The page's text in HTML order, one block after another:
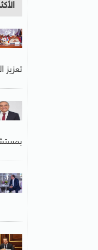
تعزيز